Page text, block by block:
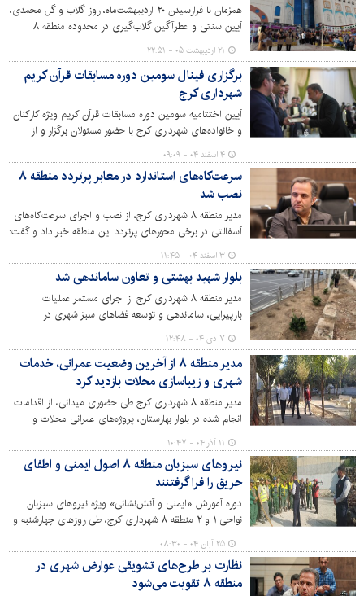
همزمان با فرارسیدن ۲۰ اردیبهشت‌ماه، روز گلاب و گل محمدی،
آیین سنتی و عطرآگین گلاب‌گیری در محدوده منطقه ۸
شهرداری کرج برگزار می‌شود.
۲۱ اردیبهشت ۰۵ - ۲۲:۵۱
برگزاری فینال سومین دوره مسابقات قرآن کریم
شهرداری کرج
آیین اختتامیه سومین دوره مسابقات قرآن کریم ویژه کارکنان
و خانواده‌های شهرداری کرج با حضور مسئولان برگزار و از
نفرات برتر تقدیر شد.
۴ اسفند ۰۴ - ۰۹:۰۹
سرعت‌کاه‌های استاندارد در معابر پرتردد منطقه ۸
نصب شد
مدیر منطقه ۸ شهرداری کرج، از نصب و اجرای سرعت‌کاه‌های
آسفالتی در برخی محورهای پرتردد این منطقه خبر داد و گفت:
این اقدام با هدف کنترل سرعت وسایل نقلیه و افزایش ایمنی
تردد، بر اساس مصوبات شورای ترافیک در حال انجام است.
۳ اسفند ۰۴ - ۱۱:۴۵
بلوار شهید بهشتی و تعاون ساماندهی شد
مدیر منطقه ۸ شهرداری کرج از اجرای مستمر عملیات
بازپیرایی، ساماندهی و توسعه فضاهای سبز شهری در
محورهای شاخص این منطقه خبر داد و گفت: این اقدامات با
هدف ارتقای منظر شهری، افزایش طراوت محیط و بهبود
کیفیت زندگی شهروندان در حال انجام است.
۷ دی ۰۴ - ۱۲:۴۸
مدیر منطقه ۸ از آخرین وضعیت عمرانی، خدمات
شهری و زیباسازی محلات بازدید کرد
مدیر منطقه ۸ شهرداری کرج طی حضوری میدانی، از اقدامات
انجام شده در بلوار بهارستان، پروژه‌های عمرانی محلات و
کاشت گل‌های فصلی دیدن و بر لزوم ارتقای ایمنی، بهبود
سیمای شهری و پاسخ‌گویی به نیازهای فوری شهروندان تاکید
کرد.
۱۱ آذر ۰۴ - ۱۰:۴۷
نیروهای سبزبان منطقه ۸ اصول ایمنی و اطفای
حریق را فرا گرفتنند
دوره آموزش «ایمنی و آتش‌نشانی» ویژه نیروهای سبزبان
نواحی ۱ و ۲ منطقه ۸ شهرداری کرج، طی روزهای چهارشنبه و
پنج‌شنبه در پارک خانواده ـ پارک نبوت برگزار شد. این دوره با
هدف افزایش آمادگی و آشنایی نیروها با اصول پایه ایمنی و
مقابله با حریق اجرا شد.
۲۵ آبان ۰۴ - ۰۸:۳۰
نظارت بر طرح‌های تشویقی عوارض شهری در
منطقه ۸ تقویت می‌شود